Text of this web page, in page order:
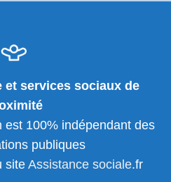
et services sociaux de
est 100% indépendant des
publiques
site Assistance sociale.fr